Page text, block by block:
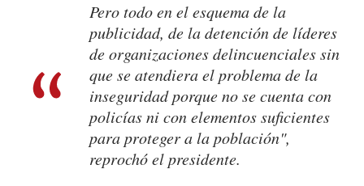
Pero todo en el esquema de la
publicidad, de la detención de líderes
de organizaciones delincuenciales sin
que se atendiera el problema de la
inseguridad porque no se cuenta con
policías ni con elementos suficientes
para proteger a la población",
reprochó el presidente.